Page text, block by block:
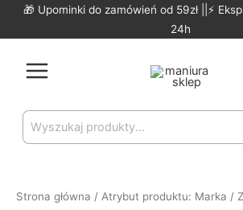
🎁 Upominki do zamówień od 59zł ||⚡
24h
Main
Menu
Search
for:
Strona główna / Atrybut produktu: Marka /